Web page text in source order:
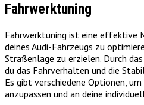
Fahrwerktuning
Fahrwerktuning ist eine effektive
deines Audi-Fahrzeugs zu
Straßenlage zu erzielen. Durch
du das Fahrverhalten und die
Es gibt verschiedene Optionen,
anzupassen und an deine